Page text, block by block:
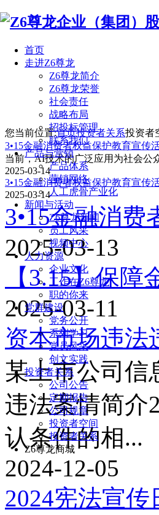
首页
走进Z6尊龙
Z6尊龙简介
Z6尊龙荣誉
社会责任
战略布局
招投标管理
联系我们
产品与营销
产品体系
营销网络
人工虎骨产业化
新闻与活动
Z6尊龙新闻
员工风采
视频中心
人力资源
企业文化
工作在Z6尊龙
职的你来
党群建设
党务公开
系列学习
党员风采
创文实践
投资者关系
公司公告
定期报告
公司规章
投资者空间
投资者关系
Z6尊龙商城
您当前位置:首页投资者关系投资者
3•15金融消费者权益保护教育宣传
当前，AI技术的广泛应用为社会公
2025-03-14
3•15金融消费者权益保护教育宣传
2025-03-14
3•15金融消
2025-03-13
【3.15】保
2025-03-11
资本市场违法
某上市公司
违法案情简介
认条件的相...
2024-12-05
2024宪法宣传